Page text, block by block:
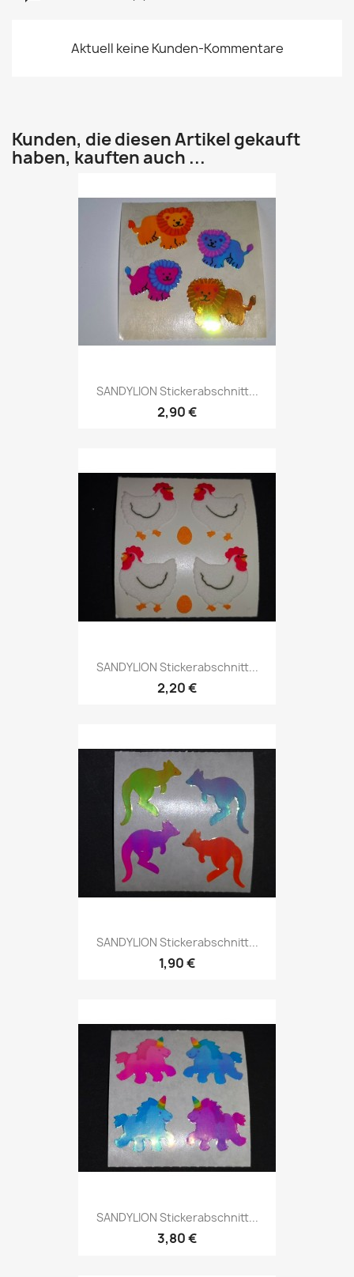
Aktuell keine Kunden-Kommentare
Kunden, die diesen Artikel gekauft
haben, kauften auch ...
SANDYLION Stickerabschnitt...
2,90 €
SANDYLION Stickerabschnitt...
2,20 €
SANDYLION Stickerabschnitt...
1,90 €
SANDYLION Stickerabschnitt...
3,80 €